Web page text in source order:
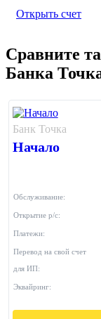
Открыть счет
Сравните
Банка
Банк Точка
Начало
Обслуживание:
Открытие р/с:
Платежи:
Перевод на свой счет
для ИП:
Эквайринг: